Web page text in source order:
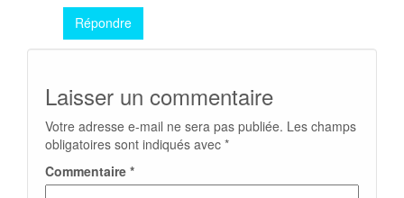
Répondre
Laisser un commentaire
Votre adresse e-mail ne sera pas publiée. Les champs
obligatoires sont indiqués avec *
Commentaire *